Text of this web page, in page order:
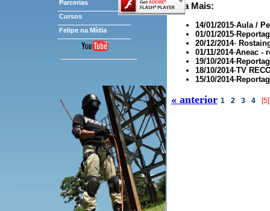
Parcerias
Cursos
Felipe na Mídia
Veja Mais:
14/01/2015-Aula /
01/01/2015-
20/12/2014-
01/11/2014-Aneac -
19/10/2014-
18/10/2014-TV
15/10/2014-
« anterior 1 2 3 4 [5]